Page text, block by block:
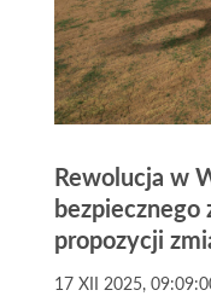
bezpieczeństwo
Rewolucja w
bezpiecznego
propozycji
17 XII 2025,